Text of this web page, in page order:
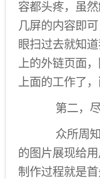
容都头疼，虽
几屏的内容即
眼扫过去就知
上的外链页面
上面的工作了
第二，尽
众所周知
的图片展现给
制作过程就是